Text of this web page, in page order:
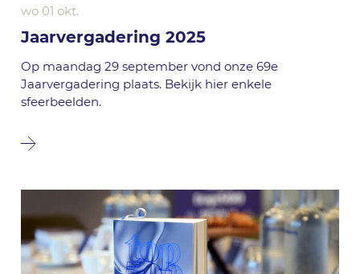
wo 01 okt.
Jaarvergadering 2025
Op maandag 29 september vond onze 69e
Jaarvergadering plaats. Bekijk hier enkele
sfeerbeelden.